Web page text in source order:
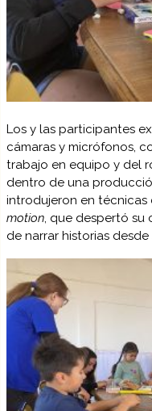
Los y las participantes
cámaras y micrófonos,
trabajo en equipo y del
dentro de una
introdujeron en
motion, que despertó su
de narrar historias